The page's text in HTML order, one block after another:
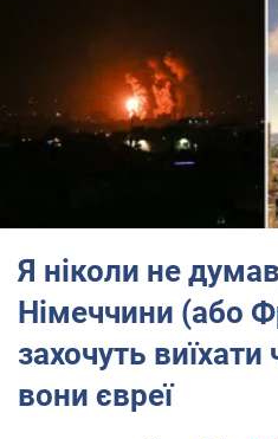
Я ніколи не
Німеччини (або
захочуть
вони євреї